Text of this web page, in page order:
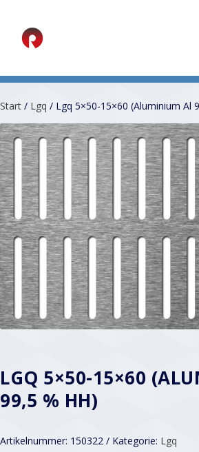
Start / Lgq / Lgq 5×50-15×60 (Aluminium Al
LGQ 5×50-15×60
99,5 % HH)
Artikelnummer: 150322 Kategorie: Lgq